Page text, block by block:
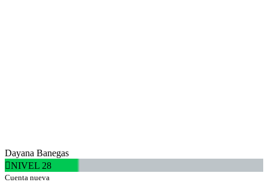
Dayana Banegas
NIVEL 28
Cuenta nueva